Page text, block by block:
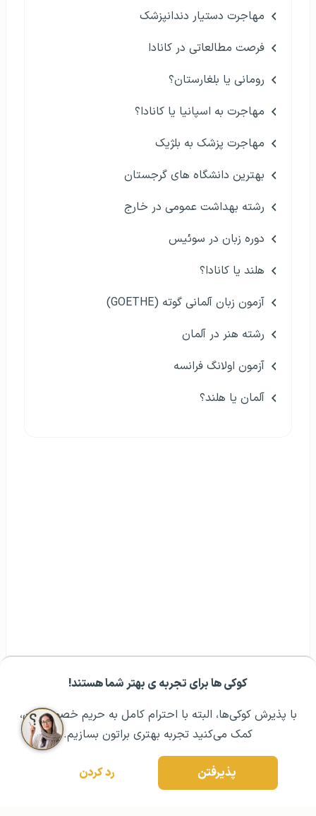
کوکی ها برای تجربه ی بهتر شما هستند!
با پذیرش کوکی‌ها، البته با احترام کامل به حریم خصوصیتون،
کمک می‌کنید تجربه بهتری براتون بسازیم.
پذیرفتن رد کردن
مشــاوره اولیه رایگان: ۰۲۱ ۴۳۰۰۰ ۰۲۱ رزرو مشاوره تخصصی
مهاجرت دستیار دندانپزشک
فرصت مطالعاتی در کانادا
رومانی یا بلغارستان؟
مهاجرت به اسپانیا یا کانادا؟
مهاجرت پزشک به بلژیک
بهترین دانشگاه های گرجستان
رشته بهداشت عمومی در خارج
دوره زبان در سوئیس
هلند یا کانادا؟
آزمون زبان آلمانی گوته (GOETHE)
رشته هنر در آلمان
آزمون اولانگ فرانسه
آلمان یا هلند؟